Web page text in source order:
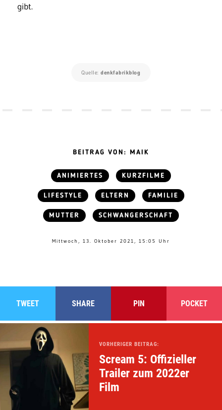
gibt.
Quelle: denkfabrikblog
BEITRAG VON: MAIK
ANIMIERTES KURZFILME
LIFESTYLE ELTERN FAMILIE
MUTTER SCHWANGERSCHAFT
Mittwoch, 13. Oktober 2021, 15:05 Uhr
TWEET SHARE PIN POCKET
VORHERIGER BEITRAG:
Scream 5: Offizieller
Trailer zum 2022er
Film